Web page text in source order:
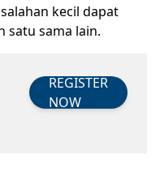
kecil dapat
satu sama lain.
REGISTER
NOW